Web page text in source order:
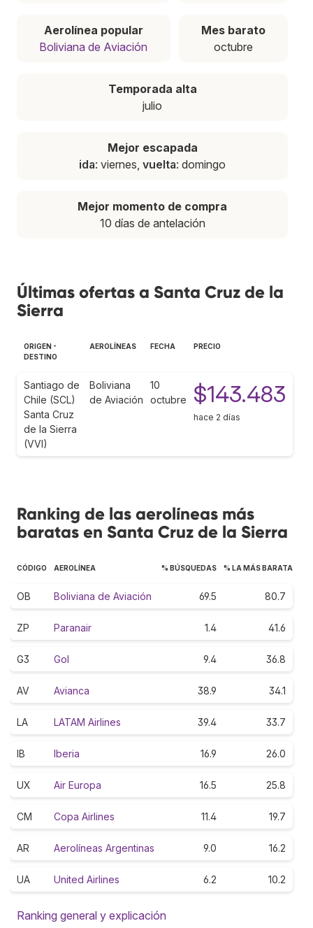
Aerolínea popular
Boliviana de Aviación
Mes barato
octubre
Temporada alta
julio
Mejor escapada
ida: viernes, vuelta: domingo
Mejor momento de compra
10 días de antelación
Últimas ofertas a Santa Cruz de la
Sierra
ORIGEN -
DESTINO
AEROLÍNEAS FECHA PRECIO
Santiago de
Chile (SCL)
Santa Cruz
de la Sierra
(VVI)
Boliviana
de Aviación
10
octubre
$143.483
hace 2 días
Ranking de las aerolíneas más
baratas en Santa Cruz de la Sierra
CÓDIGO AEROLÍNEA % BÚSQUEDAS % LA MÁS BARATA
OB Boliviana de Aviación 69.5 80.7
ZP Paranair 1.4 41.6
G3 Gol 9.4 36.8
AV Avianca 38.9 34.1
LA LATAM Airlines 39.4 33.7
IB Iberia 16.9 26.0
UX Air Europa 16.5 25.8
CM Copa Airlines 11.4 19.7
AR Aerolíneas Argentinas 9.0 16.2
UA United Airlines 6.2 10.2
Ranking general y explicación